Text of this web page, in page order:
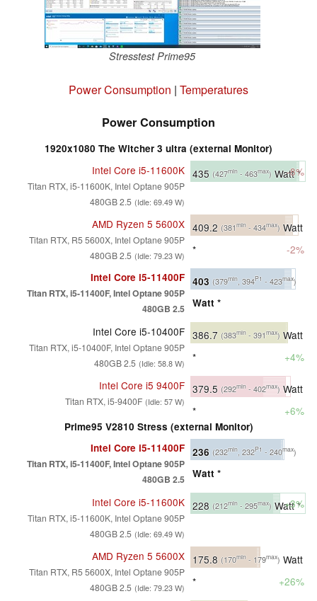
Stresstest Prime95
Power Consumption | Temperatures
Power Consumption
1920x1080 The Witcher 3 ultra (external Monitor)
Intel Core i5-11600K
Titan RTX, i5-11600K, Intel Optane 905P
480GB 2.5 (Idle: 69.49 W)
435 (427min - 463max) Watt *
-8%
AMD Ryzen 5 5600X
Titan RTX, R5 5600X, Intel Optane 905P
480GB 2.5 (Idle: 79.23 W)
409.2 (381min - 434max) Watt
*
-2%
Intel Core i5-11400F
Titan RTX, i5-11400F, Intel Optane 905P
480GB 2.5
403 (379min, 394P1 - 423max)
Watt *
Intel Core i5-10400F
Titan RTX, i5-10400F, Intel Optane 905P
480GB 2.5 (Idle: 58.8 W)
386.7 (383min - 391max) Watt
*
+4%
Intel Core i5 9400F
Titan RTX, i5-9400F (Idle: 57 W)
379.5 (292min - 402max) Watt
*
+6%
Prime95 V2810 Stress (external Monitor)
Intel Core i5-11400F
Titan RTX, i5-11400F, Intel Optane 905P
480GB 2.5
236 (232min, 232P1 - 240max)
Watt *
Intel Core i5-11600K
Titan RTX, i5-11600K, Intel Optane 905P
480GB 2.5 (Idle: 69.49 W)
228 (212min - 295max)Watt *
+3%
AMD Ryzen 5 5600X
Titan RTX, R5 5600X, Intel Optane 905P
480GB 2.5 (Idle: 79.23 W)
175.8 (170min - 179max) Watt
*
+26%